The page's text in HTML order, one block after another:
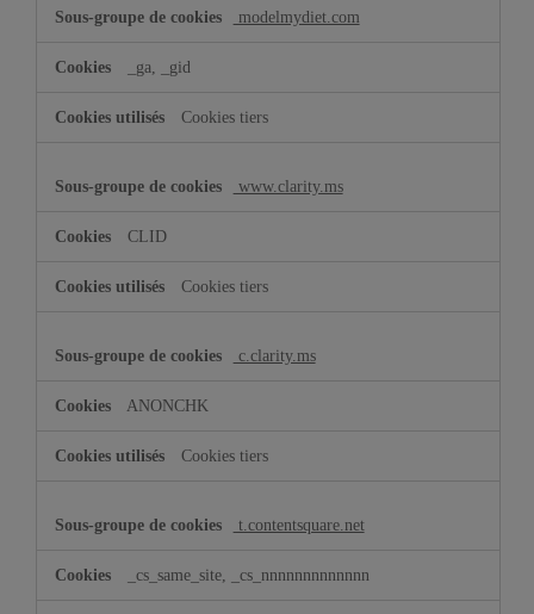
modelmydiet.com
_ga, _gid
Cookies tiers
www.clarity.ms
CLID
Cookies tiers
c.clarity.ms
ANONCHK
Cookies tiers
t.contentsquare.net
_cs_same_site, _cs_nnnnnnnnnnnnn